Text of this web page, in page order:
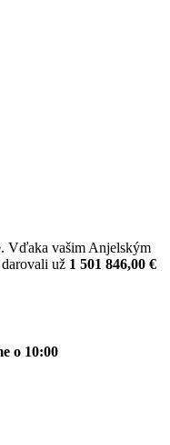
Vďaka vašim Anjelským
už 1 501 846,00 €
o 10:00